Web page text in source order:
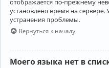
отображается по-прежнему
установлено время на
устранения проблемы.
Вернуться к началу
Моего языка нет в